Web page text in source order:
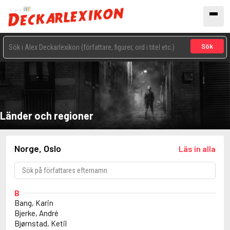
Sök
Länder och regioner
Norge, Oslo Läs in alla
B
Bang, Karin
Bjerke, André
Bjørnstad, Ketil